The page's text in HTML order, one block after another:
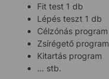
Fit test 1 db
Lépés teszt 1 db
Célzónás program
Zsírégető program
Kitartás program
… stb.